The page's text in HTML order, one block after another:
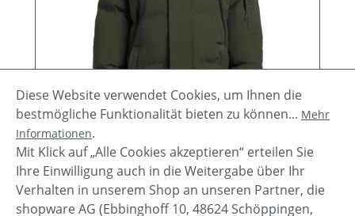
Diese Website verwendet Cookies, um Ihnen die
bestmögliche Funktionalität bieten zu können... Mehr
Informationen.
Mit Klick auf „Alle Cookies akzeptieren“ erteilen Sie
Ihre Einwilligung auch in die Weitergabe über Ihr
Verhalten in unserem Shop an unseren Partner, die
shopware AG (Ebbinghoff 10, 48624 Schöppingen,